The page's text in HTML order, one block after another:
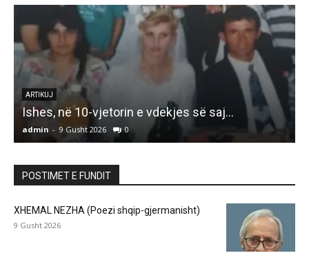
ARTIKUJ
Ishes, në 10-vjetorin e vdekjes së saj…
admin - 9 Gusht 2026 0
POSTIMET E FUNDIT
XHEMAL NEZHA (Poezi shqip-gjermanisht)
9 Gusht 2026